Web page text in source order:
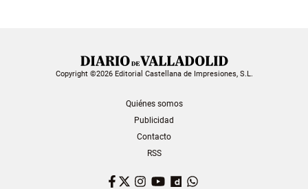
Copyright ©2026 Editorial Castellana de Impresiones, S.L.
Quiénes somos
Publicidad
Contacto
RSS
Facebook
TwitterInstagram
YouTubeDailymotion